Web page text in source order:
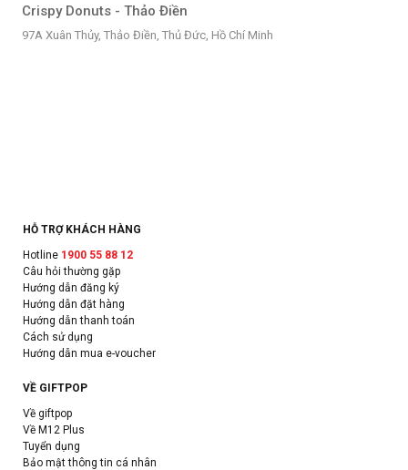
Crispy Donuts - Thảo Điền
97A Xuân Thủy, Thảo Điền, Thủ Đức, Hồ Chí Minh
HỖ TRỢ KHÁCH HÀNG
Hotline 1900 55 88 12
Câu hỏi thường gặp
Hướng dẫn đăng ký
Hướng dẫn đặt hàng
Hướng dẫn thanh toán
Cách sử dụng
Hướng dẫn mua e-voucher
VỀ GIFTPOP
Về giftpop
Về M12 Plus
Tuyển dụng
Bảo mật thông tin cá nhân